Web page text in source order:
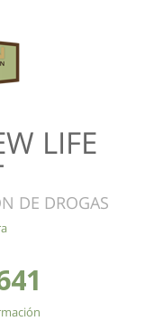
LIFE
DE DROGAS